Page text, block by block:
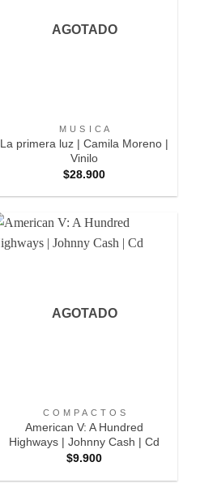
AGOTADO
M U S I C A
La primera luz | Camila Moreno |
Vinilo
$28.900
AGOTADO
C O M P A C T O S
American V: A Hundred
Highways | Johnny Cash | Cd
$9.900